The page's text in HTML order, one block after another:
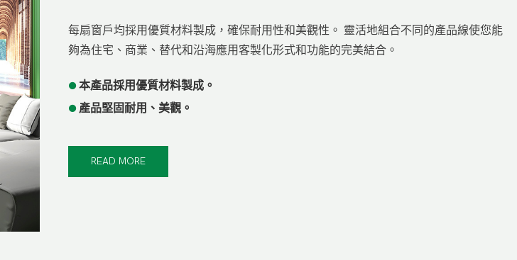
每扇窗戶均採用優質材料製成，確保耐用性和美觀性。 靈活地組合不同的產品線使您能
夠為住宅、商業、替代和沿海應用客製化形式和功能的完美結合。
●本產品採用優質材料製成。
● 產品堅固耐用、美觀。
READ MORE